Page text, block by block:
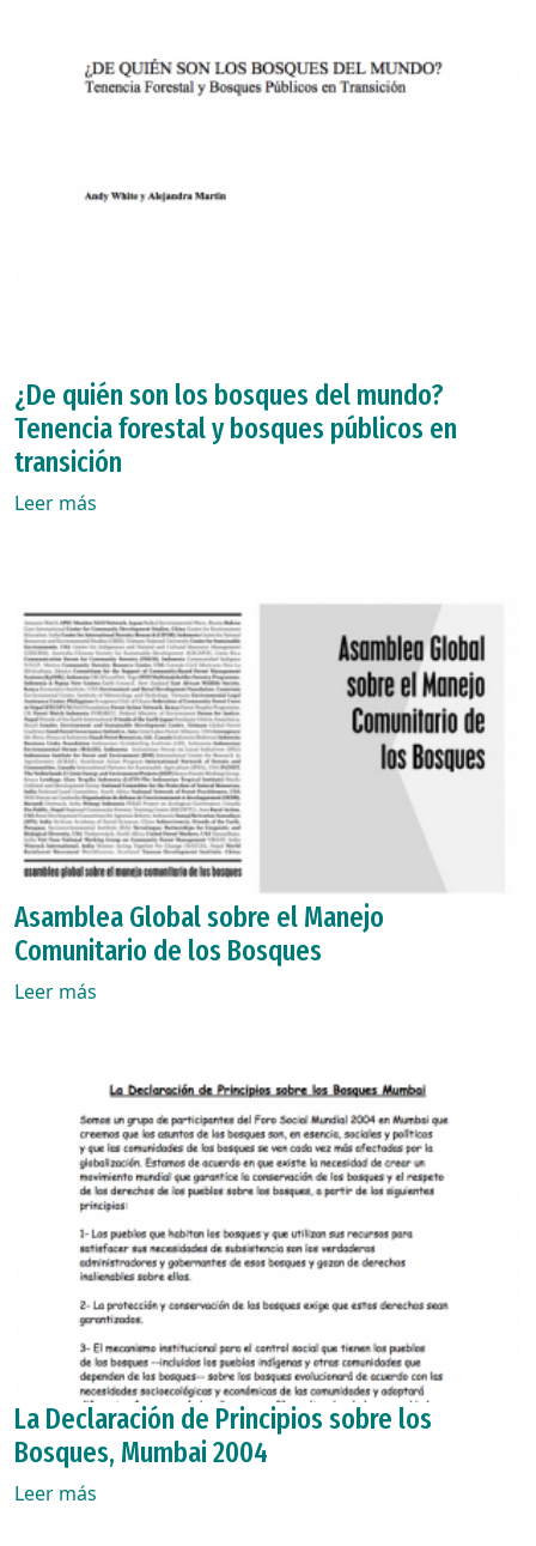
¿De quién son los bosques del mundo?
Tenencia forestal y bosques públicos en
transición
Leer más
Asamblea Global sobre el Manejo
Comunitario de los Bosques
Leer más
La Declaración de Principios sobre los
Bosques, Mumbai 2004
Leer más